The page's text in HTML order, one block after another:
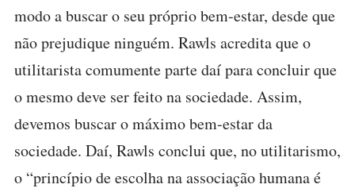
modo a buscar o seu próprio bem-estar, desde que
não prejudique ninguém. Rawls acredita que o
utilitarista comumente parte daí para concluir que
o mesmo deve ser feito na sociedade. Assim,
devemos buscar o máximo bem-estar da
sociedade. Daí, Rawls conclui que, no utilitarismo,
o “princípio de escolha na associação humana é